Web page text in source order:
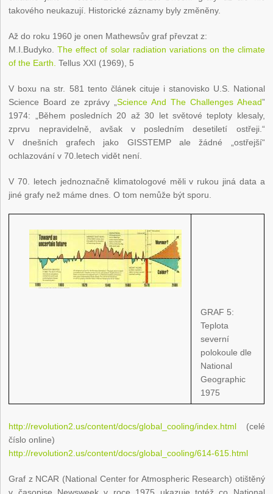
takového neukazují. Historické záznamy byly změněny.
Až do roku 1960 je onen Mathewsův graf převzat z:
M.I.Budyko.The effect of solar radiation variations on the climate
of the Earth. Tellus XXI (1969), 5
V boxu na str. 581 tento článek cituje i stanovisko U.S. National
Science Board ze zprávy „Science And The Challenges Ahead”
1974: „Během posledních 20 až 30 let světové teploty klesaly,
zprvu nepravidelně, avšak v posledním desetiletí ostřeji.“
V dnešních grafech jako GISSTEMP ale žádné „ostřejší“
ochlazování v 70.letech vidět není.
V 70. letech jednoznačně klimatologové měli v rukou jiná data a
jiné grafy než máme dnes. O tom nemůže být sporu.
GRAF 5:
Teplota
severní
polokoule dle
National
Geographic
1975
http://revolution2.us/content/docs/global_cooling/index.html (celé
číslo online)
http://revolution2.us/content/docs/global_cooling/614-615.html
Graf z NCAR (National Center for Atmospheric Research) otištěný